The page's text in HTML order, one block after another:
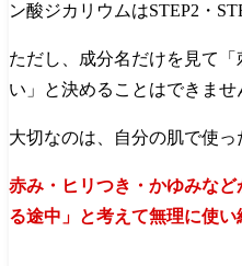
ン酸ジカリウムはSTEP2・
ただし、成分名だけを見て
い」と決めることはできませ
大切なのは、自分の肌で使っ
赤み・ヒリつき・かゆみな
る途中」と考えて無理に使い